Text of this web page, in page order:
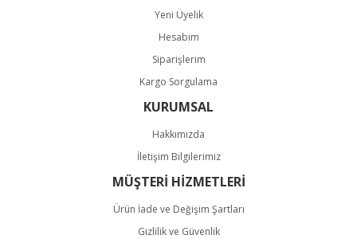
Yeni Üyelik
Hesabım
Siparişlerim
Kargo Sorgulama
KURUMSAL
Hakkımızda
İletişim Bilgilerimiz
MÜŞTERİ HİZMETLERİ
Ürün İade ve Değişim Şartları
Gizlilik ve Güvenlik